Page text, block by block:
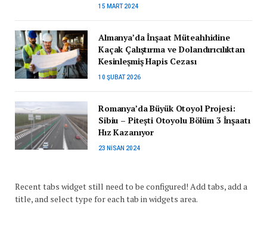
15 MART 2024
Almanya’da İnşaat Müteahhidine
Kaçak Çalıştırma ve Dolandırıcılıktan
Kesinleşmiş Hapis Cezası
10 ŞUBAT 2026
Romanya’da Büyük Otoyol Projesi:
Sibiu – Pitești Otoyolu Bölüm 3 İnşaatı
Hız Kazanıyor
23 NISAN 2024
Recent tabs widget still need to be configured! Add tabs, add a
title, and select type for each tab in widgets area.